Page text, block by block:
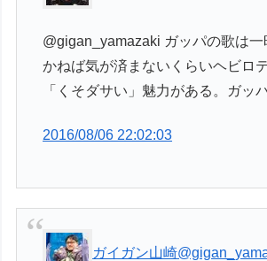
@gigan_yamazaki ガッパの歌は一
かねば気が済まないくらいヘビロ
「くそダサい」魅力がある。ガッ
2016/08/06 22:02:03
ガイガン山崎